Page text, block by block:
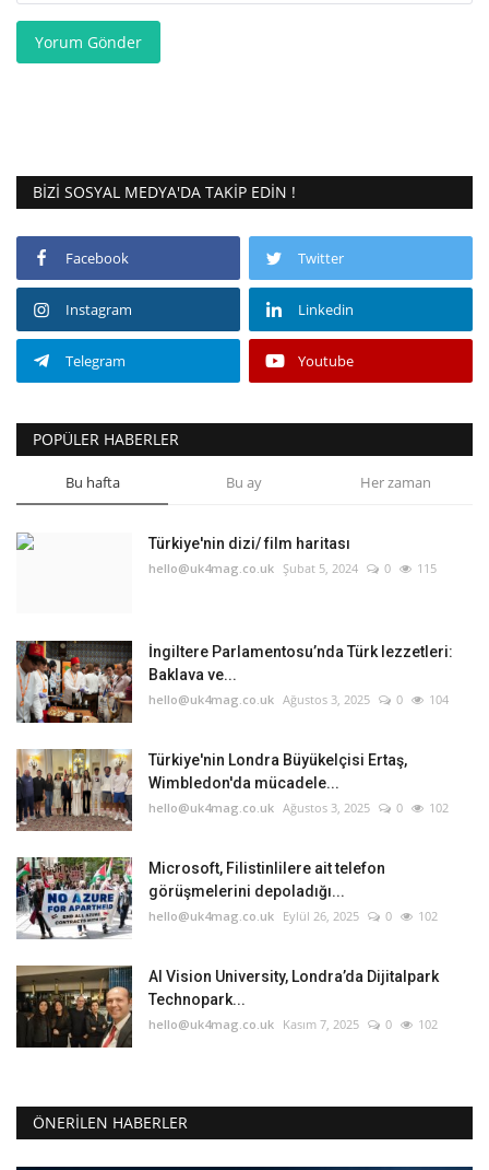
Yorum Gönder
BIZI SOSYAL MEDYA'DA TAKIP EDIN !
Facebook Twitter
Instagram Linkedin
Telegram Youtube
POPÜLER HABERLER
Bu hafta Bu ay Her zaman
Türkiye'nin dizi/ film haritası
hello@uk4mag.co.uk Şubat 5, 2024 0 115
İngiltere Parlamentosu’nda Türk lezzetleri:
Baklava ve...
hello@uk4mag.co.uk Ağustos 3, 2025 0 104
Türkiye'nin Londra Büyükelçisi Ertaş,
Wimbledon'da mücadele...
hello@uk4mag.co.uk Ağustos 3, 2025 0 102
Microsoft, Filistinlilere ait telefon
görüşmelerini depoladığı...
hello@uk4mag.co.uk Eylül 26, 2025 0 102
AI Vision University, Londra’da Dijitalpark
Technopark...
hello@uk4mag.co.uk Kasım 7, 2025 0 102
ÖNERILEN HABERLER